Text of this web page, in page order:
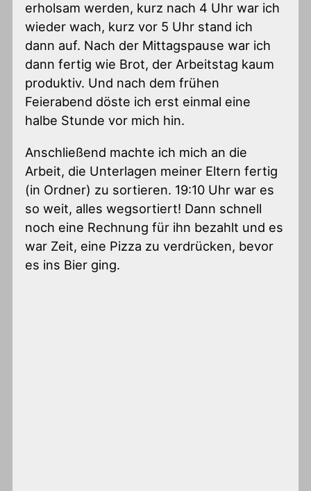
erholsam werden, kurz nach 4 Uhr war ich
wieder wach, kurz vor 5 Uhr stand ich
dann auf. Nach der Mittagspause war ich
dann fertig wie Brot, der Arbeitstag kaum
produktiv. Und nach dem frühen
Feierabend döste ich erst einmal eine
halbe Stunde vor mich hin.
Anschließend machte ich mich an die
Arbeit, die Unterlagen meiner Eltern fertig
(in Ordner) zu sortieren. 19:10 Uhr war es
so weit, alles wegsortiert! Dann schnell
noch eine Rechnung für ihn bezahlt und es
war Zeit, eine Pizza zu verdrücken, bevor
es ins Bier ging.